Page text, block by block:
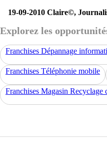
19-09-2010 Claire©,
Explorez les
Franchises Dépannage
Franchises Téléphonie mobile
Franchises Magasin Recyclage